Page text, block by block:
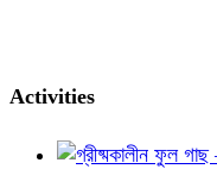
Activities